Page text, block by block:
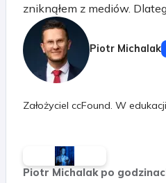
zniknąłem z mediów.
pomysł tej grupy. Będę się
przemyśleniami na temat
inwestycji i (być może
duchowości. Możecie
(mam na to metody), a
Dlatego jest to grupa za
("postaw mi kawę raz w
Piotr Michalak
Założyciel ccFound. W
Piotr Michalak po